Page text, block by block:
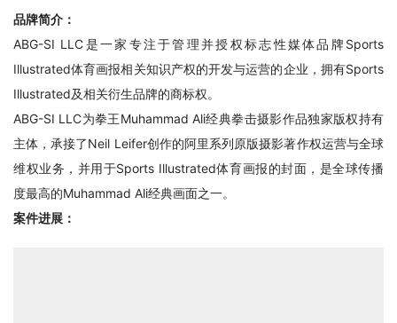
品牌简介：
ABG-SI LLC是一家专注于管理并授权标志性媒体品牌Sports
Illustrated体育画报相关知识产权的开发与运营的企业，拥有Sports
Illustrated及相关衍生品牌的商标权。
ABG-SI LLC为拳王Muhammad Ali经典拳击摄影作品独家版权持有
主体，承接了Neil Leifer创作的阿里系列原版摄影著作权运营与全球
维权业务，并用于Sports Illustrated体育画报的封面，是全球传播
度最高的Muhammad Ali经典画面之一。
案件进展：